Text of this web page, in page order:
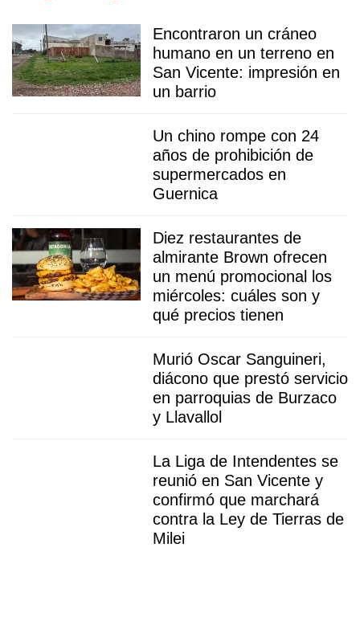
Encontraron un cráneo
humano en un terreno en
San Vicente: impresión en
un barrio
Un chino rompe con 24
años de prohibición de
supermercados en
Guernica
Diez restaurantes de
almirante Brown ofrecen
un menú promocional los
miércoles: cuáles son y
qué precios tienen
Murió Oscar Sanguineri,
diácono que prestó servicio
en parroquias de Burzaco
y Llavallol
La Liga de Intendentes se
reunió en San Vicente y
confirmó que marchará
contra la Ley de Tierras de
Milei